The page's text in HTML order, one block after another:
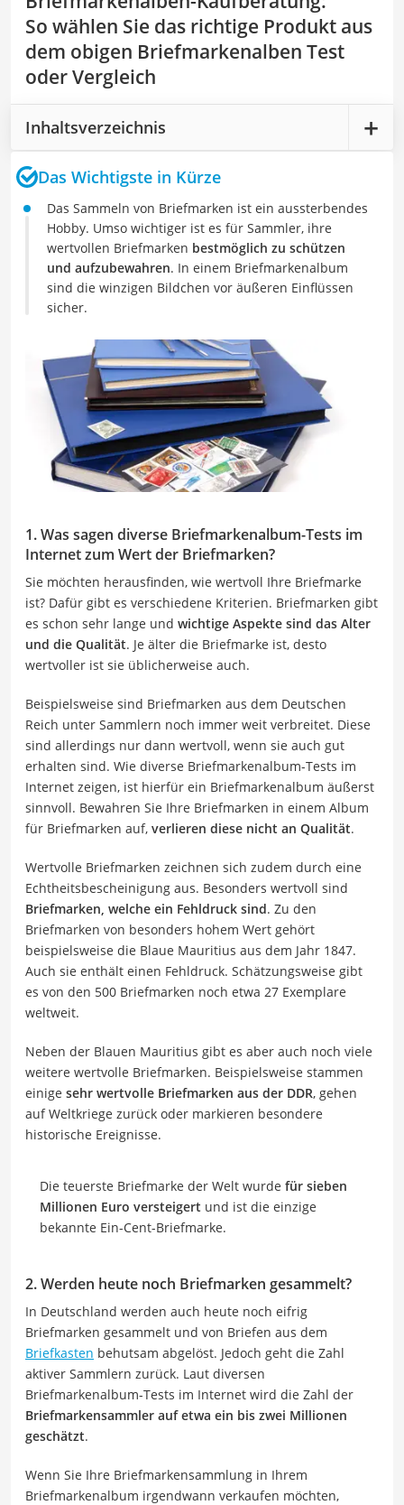
So wählen Sie das richtige Produkt aus
dem obigen Briefmarkenalben Test
oder Vergleich
Inhaltsverzeichnis
Das Wichtigste in Kürze
Das Sammeln von Briefmarken ist ein aussterbendes
Hobby. Umso wichtiger ist es für Sammler, ihre
wertvollen Briefmarken bestmöglich zu schützen
und aufzubewahren. In einem Briefmarkenalbum
sind die winzigen Bildchen vor äußeren Einflüssen
sicher.
1. Was sagen diverse Briefmarkenalbum-Tests im
Internet zum Wert der Briefmarken?
Sie möchten herausfinden, wie wertvoll Ihre Briefmarke
ist? Dafür gibt es verschiedene Kriterien. Briefmarken gibt
es schon sehr lange und wichtige Aspekte sind das Alter
und die Qualität. Je älter die Briefmarke ist, desto
wertvoller ist sie üblicherweise auch.
Beispielsweise sind Briefmarken aus dem Deutschen
Reich unter Sammlern noch immer weit verbreitet. Diese
sind allerdings nur dann wertvoll, wenn sie auch gut
erhalten sind. Wie diverse Briefmarkenalbum-Tests im
Internet zeigen, ist hierfür ein Briefmarkenalbum äußerst
sinnvoll. Bewahren Sie Ihre Briefmarken in einem Album
für Briefmarken auf, verlieren diese nicht an Qualität.
Wertvolle Briefmarken zeichnen sich zudem durch eine
Echtheitsbescheinigung aus. Besonders wertvoll sind
Briefmarken, welche ein Fehldruck sind. Zu den
Briefmarken von besonders hohem Wert gehört
beispielsweise die Blaue Mauritius aus dem Jahr 1847.
Auch sie enthält einen Fehldruck. Schätzungsweise gibt
es von den 500 Briefmarken noch etwa 27 Exemplare
weltweit.
Neben der Blauen Mauritius gibt es aber auch noch viele
weitere wertvolle Briefmarken. Beispielsweise stammen
einige sehr wertvolle Briefmarken aus der DDR, gehen
auf Weltkriege zurück oder markieren besondere
historische Ereignisse.
Die teuerste Briefmarke der Welt wurde für sieben
Millionen Euro versteigert und ist die einzige
bekannte Ein-Cent-Briefmarke.
2. Werden heute noch Briefmarken gesammelt?
In Deutschland werden auch heute noch eifrig
Briefmarken gesammelt und von Briefen aus dem
Briefkasten behutsam abgelöst. Jedoch geht die Zahl
aktiver Sammlern zurück. Laut diversen
Briefmarkenalbum-Tests im Internet wird die Zahl der
Briefmarkensammler auf etwa ein bis zwei Millionen
geschätzt.
Wenn Sie Ihre Briefmarkensammlung in Ihrem
Briefmarkenalbum irgendwann verkaufen möchten,